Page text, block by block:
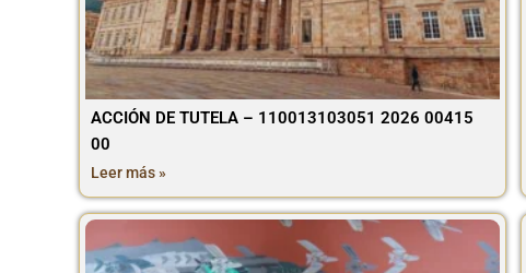
ACCIÓN DE TUTELA – 110013103051 2026 00415
00
Leer más »